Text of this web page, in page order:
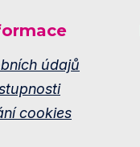
údajů
cookies